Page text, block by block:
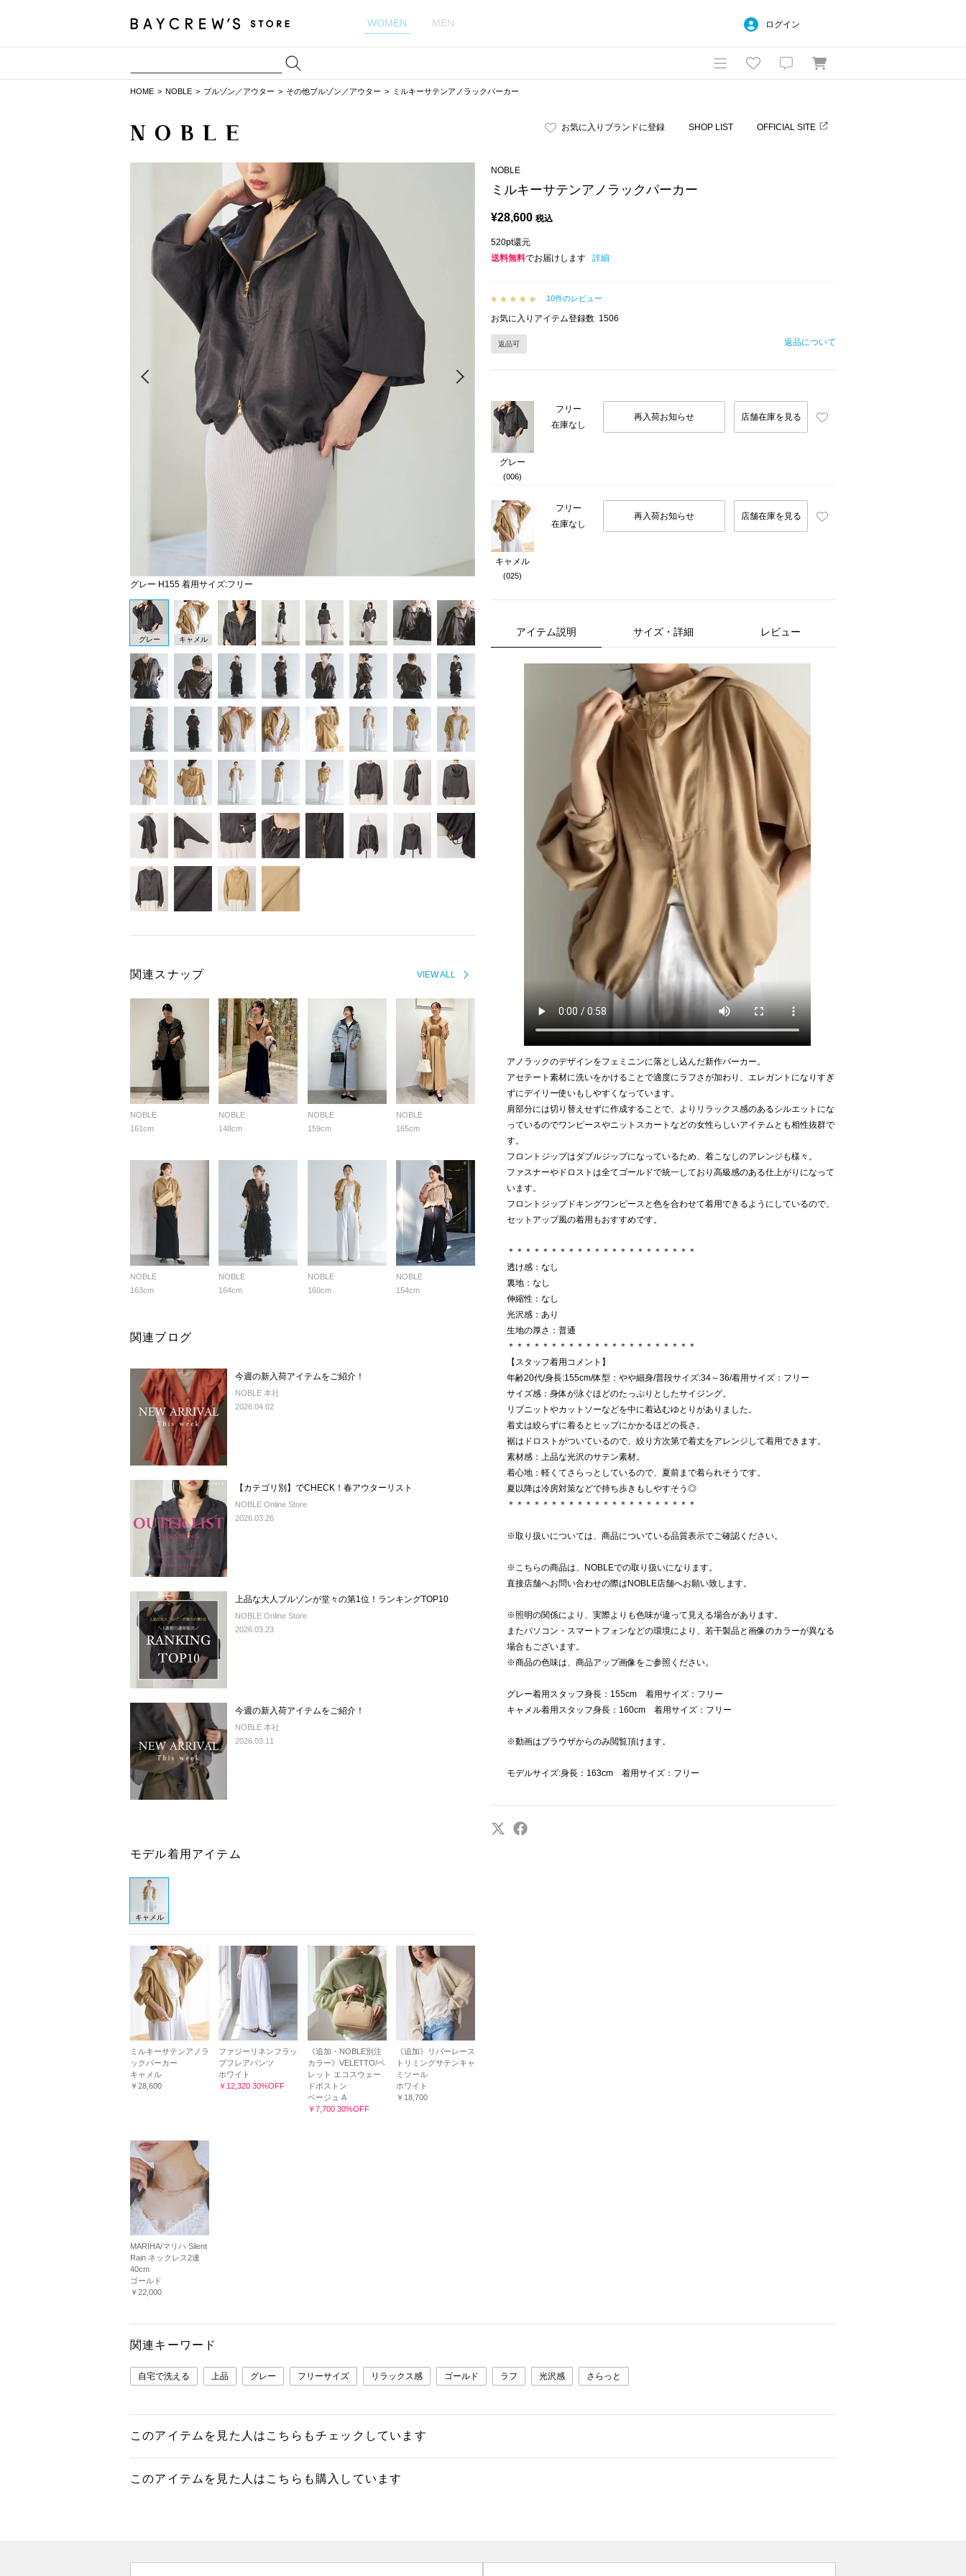
WOMEN MEN ログイン
HOME NOBLE ブルゾン／アウター その他ブルゾン／アウター ミルキーサテンアノラックパーカー
お気に入りブランドに登録 SHOP LIST OFFICIAL SITE
グレー H155 着用サイズ:フリー
Next
グレー キャメル
VIEW ALL
関連スナップ
NOBLE
161cm
NOBLE
148cm
NOBLE
159cm
NOBLE
165cm
NOBLE
163cm
NOBLE
164cm
NOBLE
160cm
NOBLE
154cm
関連ブログ
今週の新入荷アイテムをご紹介！
NOBLE 本社
2026.04.02
【カテゴリ別】でCHECK！春アウターリスト
NOBLE Online Store
2026.03.26
上品な大人ブルゾンが堂々の第1位！ランキングTOP10
NOBLE Online Store
2026.03.23
今週の新入荷アイテムをご紹介！
NOBLE 本社
2026.03.11
モデル着用アイテム
キャメル
ミルキーサテンアノラ
ックパーカー
キャメル
￥28,600
ファジーリネンフラッ
プフレアパンツ
ホワイト
￥12,320 30%OFF
《追加・NOBLE別注
カラー》VELETTO/ベ
レット エコスウェー
ドボストン
ベージュ A
￥7,700 30%OFF
《追加》リバーレース
トリミングサテンキャ
ミソール
ホワイト
￥18,700
MARIHA/マリハ Silent
Rain ネックレス2連
40cm
ゴールド
￥22,000
NOBLE
ミルキーサテンアノラックパーカー
¥28,600 税込
520pt還元
送料無料でお届けします 詳細
10件のレビュー
お気に入りアイテム登録数 1506
返品可 返品について
グレー
(006)
フリー
在庫なし
再入荷お知らせ 店舗在庫を見る
キャメル
(025)
フリー
在庫なし
再入荷お知らせ 店舗在庫を見る
アイテム説明 サイズ・詳細 レビュー
アノラックのデザインをフェミニンに落とし込んだ新作パーカー。
アセテート素材に洗いをかけることで適度にラフさが加わり、エレガントになりすぎ
ずにデイリー使いもしやすくなっています。
肩部分には切り替えせずに作成することで、よりリラックス感のあるシルエットにな
っているのでワンピースやニットスカートなどの女性らしいアイテムとも相性抜群で
す。
フロントジップはダブルジップになっているため、着こなしのアレンジも様々。
ファスナーやドロストは全てゴールドで統一しており高級感のある仕上がりになって
います。
フロントジップドキングワンピースと色を合わせて着用できるようにしているので、
セットアップ風の着用もおすすめです。
＊＊＊＊＊＊＊＊＊＊＊＊＊＊＊＊＊＊＊＊＊＊
透け感：なし
裏地：なし
伸縮性：なし
光沢感：あり
生地の厚さ：普通
＊＊＊＊＊＊＊＊＊＊＊＊＊＊＊＊＊＊＊＊＊＊
【スタッフ着用コメント】
年齢20代/身長:155cm/体型：やや細身/普段サイズ:34～36/着用サイズ：フリー
サイズ感：身体が泳ぐほどのたっぷりとしたサイジング。
リブニットやカットソーなどを中に着込むゆとりがありました。
着丈は絞らずに着るとヒップにかかるほどの長さ。
裾はドロストがついているので、絞り方次第で着丈をアレンジして着用できます。
素材感：上品な光沢のサテン素材。
着心地：軽くてさらっとしているので、夏前まで着られそうです。
夏以降は冷房対策などで持ち歩きもしやすそう◎
＊＊＊＊＊＊＊＊＊＊＊＊＊＊＊＊＊＊＊＊＊＊
※取り扱いについては、商品についている品質表示でご確認ください。
※こちらの商品は、NOBLEでの取り扱いになります。
直接店舗へお問い合わせの際はNOBLE店舗へお願い致します。
※照明の関係により、実際よりも色味が違って見える場合があります。
またパソコン・スマートフォンなどの環境により、若干製品と画像のカラーが異なる
場合もございます。
※商品の色味は、商品アップ画像をご参照ください。
グレー着用スタッフ身長：155cm 着用サイズ：フリー
キャメル着用スタッフ身長：160cm 着用サイズ：フリー
※動画はブラウザからのみ閲覧頂けます。
モデルサイズ:身長：163cm 着用サイズ：フリー
関連キーワード
自宅で洗える 上品 グレー フリーサイズ リラックス感 ゴールド ラフ 光沢感 さらっと
このアイテムを見た人はこちらもチェックしています
このアイテムを見た人はこちらも購入しています